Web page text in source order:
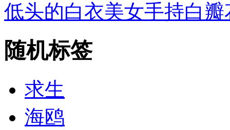
低头的白衣美女手持白
随机标签
求生
海鸥